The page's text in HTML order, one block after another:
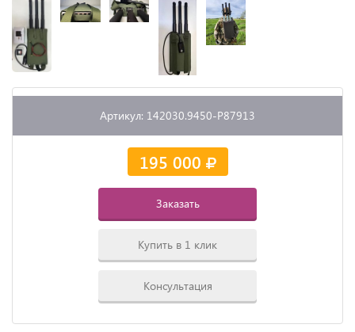
Артикул: 142030.9450-P87913
195 000
Заказать
Купить в 1 клик
Консультация